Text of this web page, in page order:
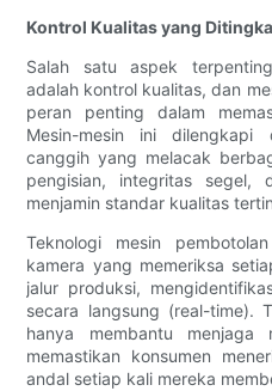
Kontrol Kualitas yang
Salah satu aspek
adalah kontrol kualitas, dan
peran penting dalam
Mesin-mesin ini dilengkapi
canggih yang melacak
pengisian, integritas segel,
menjamin standar kualitas
Teknologi mesin
kamera yang memeriksa
jalur produksi,
secara langsung (real-time).
hanya membantu
memastikan konsumen
andal setiap kali mereka